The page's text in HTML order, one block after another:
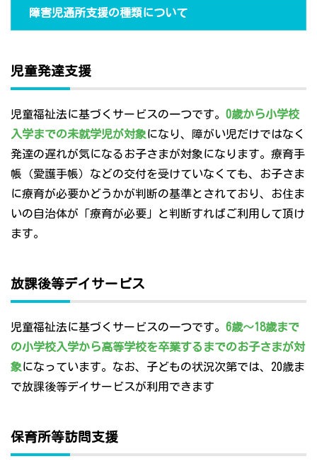
障害児通所支援の種類について
児童発達支援
児童福祉法に基づくサービスの一つです。 0歳から小学校
入学までの未就学児が対象になり、障がい児だけではなく
発達の遅れが気になるお子さまが対象になります。療育手
帳（愛護手帳）などの交付を受けていなくても、お子さま
に療育が必要かどうかが判断の基準とされており、お住ま
いの自治体が「療育が必要」と判断すればご利用して頂け
ます。
放課後等デイサービス
児童福祉法に基づくサービスの一つです。 6歳～18歳まで
の小学校入学から高等学校を卒業するまでのお子さまが対
象になっています。なお、子どもの状況次第では、20歳ま
で放課後等デイサービスが利用できます
保育所等訪問支援